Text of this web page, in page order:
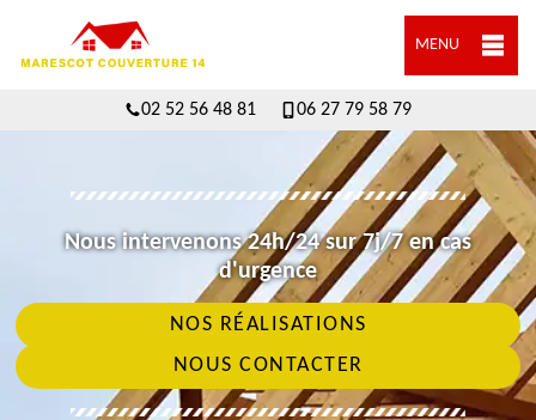
MENU
02 52 56 48 81 06 27 79 58 79
Nous intervenons 24h/24 sur 7j/7 en cas
d'urgence
NOS RÉALISATIONS
NOUS CONTACTER